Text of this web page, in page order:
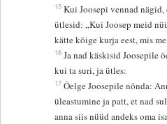
15 Kui Joosepi vennad
ütlesid: „Kui Joosep meid
kätte kõige kurja eest, mis
16 Ja nad käskisid Joosepile
kui ta suri, ja ütles:
17 Öelge Joosepile nõnda:
üleastumine ja patt, et nad
anna siis nüüd andeks oma